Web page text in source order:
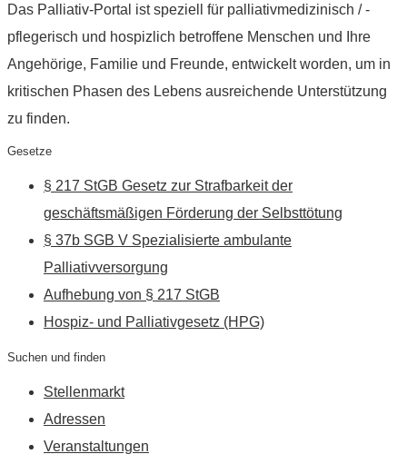
Das Palliativ-Portal ist speziell für palliativmedizinisch / -
pflegerisch und hospizlich betroffene Menschen und Ihre
Angehörige, Familie und Freunde, entwickelt worden, um in
kritischen Phasen des Lebens ausreichende Unterstützung
zu finden.
Gesetze
§ 217 StGB Gesetz zur Strafbarkeit der
geschäftsmäßigen Förderung der Selbsttötung
§ 37b SGB V Spezialisierte ambulante
Palliativversorgung
Aufhebung von § 217 StGB
Hospiz- und Palliativgesetz (HPG)
Suchen und finden
Stellenmarkt
Adressen
Veranstaltungen